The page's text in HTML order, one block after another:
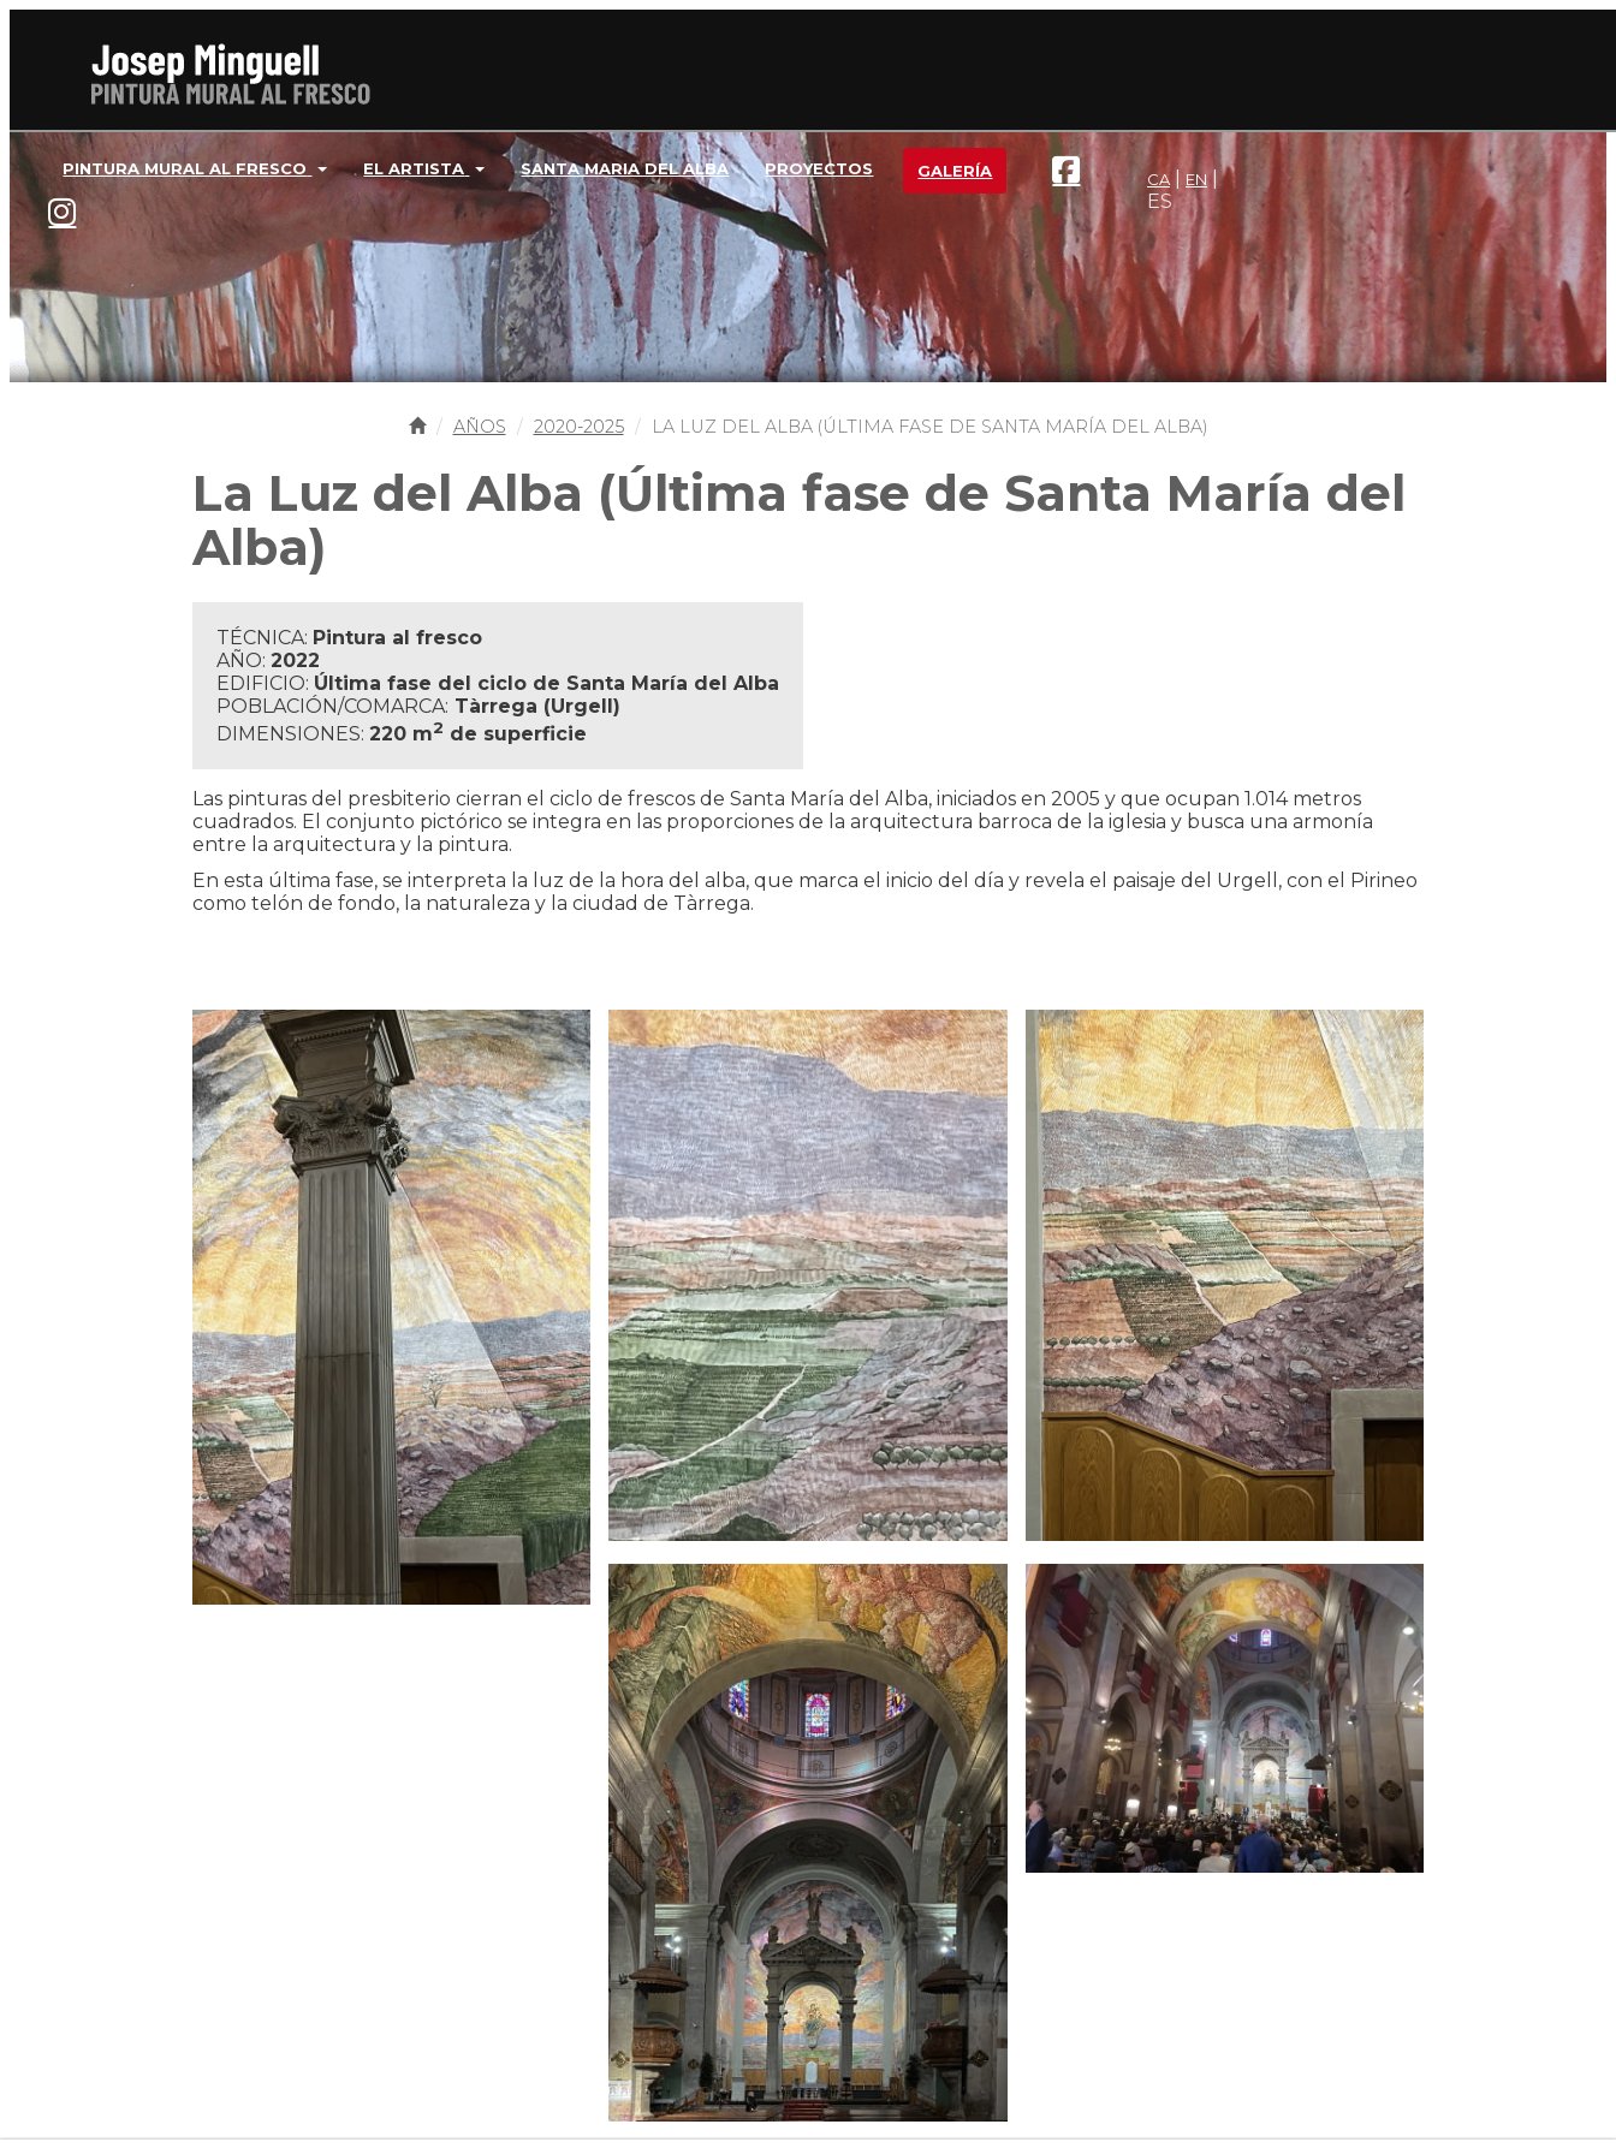
PINTURA MURAL AL FRESCO EL ARTISTA SANTA MARIA DEL ALBA PROYECTOS GALERÍA CA EN
ES
AÑOS 2020-2025 LA LUZ DEL ALBA (ÚLTIMA FASE DE SANTA MARÍA DEL ALBA)
La Luz del Alba (Última fase de Santa María del
Alba)
TÉCNICA: Pintura al fresco
AÑO: 2022
EDIFICIO: Última fase del ciclo de Santa María del Alba
POBLACIÓN/COMARCA: Tàrrega (Urgell)
DIMENSIONES: 220 m2 de superficie
Las pinturas del presbiterio cierran el ciclo de frescos de Santa María del Alba, iniciados en 2005 y que ocupan 1.014 metros
cuadrados. El conjunto pictórico se integra en las proporciones de la arquitectura barroca de la iglesia y busca una armonía
entre la arquitectura y la pintura.
En esta última fase, se interpreta la luz de la hora del alba, que marca el inicio del día y revela el paisaje del Urgell, con el Pirineo
como telón de fondo, la naturaleza y la ciudad de Tàrrega.